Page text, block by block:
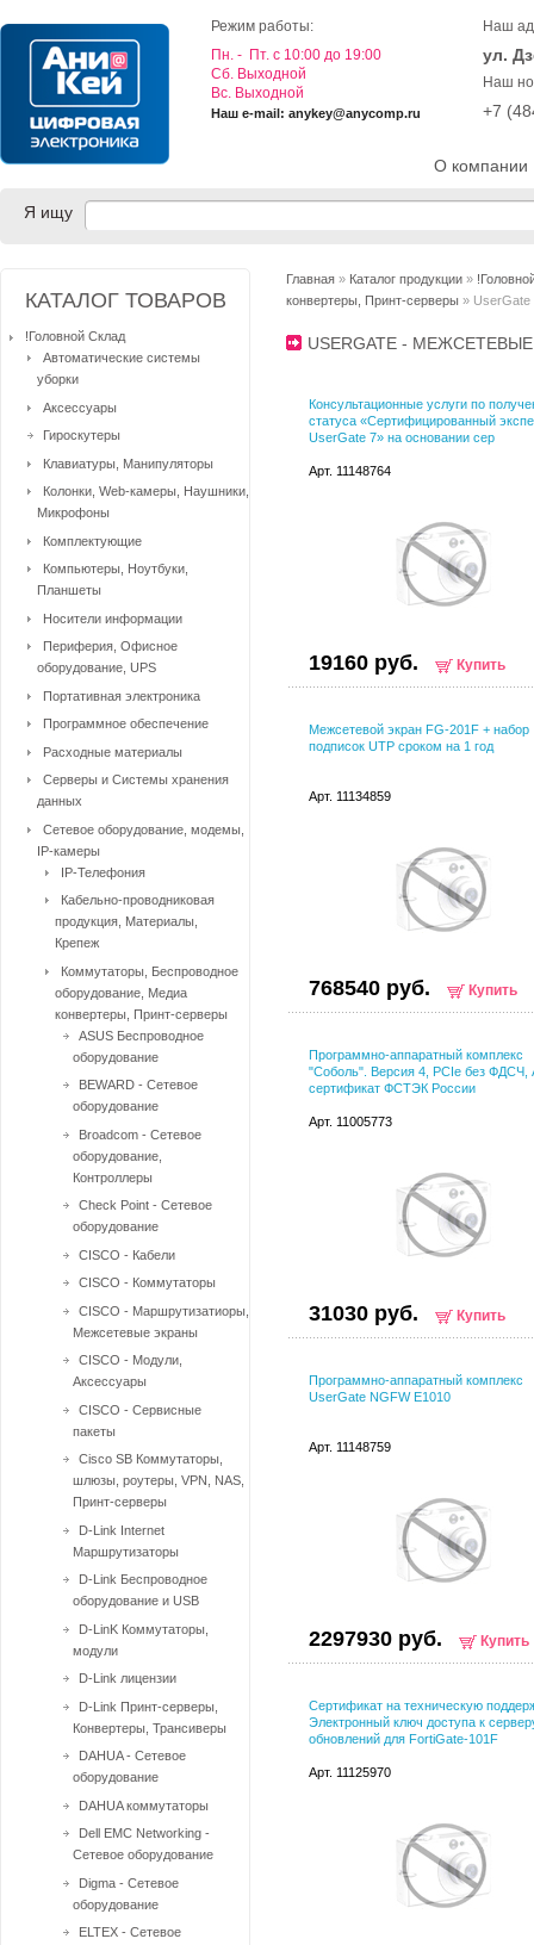
О компании
Режим работы:
Пн. - Пт. с 10:00 до 19:00
Cб. Выходной
Вс. Выходной
Наш e-mail: anykey@anycomp.ru
Наш
ул.
Наш
+7
Я ищу
Главная » Каталог продукции »
конвертеры, Принт-серверы »
USERGATE -
Консультационные услуги по
статуса «Сертифицированный
UserGate 7» на основании сер
Арт. 11148764
19160 руб. Купить
Межсетевой экран FG-201F + набор
подписок UTP сроком на 1 год
Арт. 11134859
768540 руб. Купить
Программно-аппаратный комплекс
"Соболь". Версия 4, PCIe без ФДСЧ,
сертификат ФСТЭК России
Арт. 11005773
31030 руб. Купить
Программно-аппаратный комплекс
UserGate NGFW Е1010
Арт. 11148759
2297930 руб. Купить
Сертификат на техническую
Электронный ключ доступа к
обновлений для FortiGate-101F
Арт. 11125970
КАТАЛОГ ТОВАРОВ
!Головной Склад
Автоматические системы
уборки
Аксессуары
Гироскутеры
Клавиатуры, Манипуляторы
Колонки, Web-камеры, Наушники,
Микрофоны
Комплектующие
Компьютеры, Ноутбуки,
Планшеты
Носители информации
Периферия, Офисное
оборудование, UPS
Портативная электроника
Программное обеспечение
Расходные материалы
Серверы и Системы хранения
данных
Сетевое оборудование, модемы,
IP-камеры
IP-Телефония
Кабельно-проводниковая
продукция, Материалы,
Крепеж
Коммутаторы, Беспроводное
оборудование, Медиа
конвертеры, Принт-серверы
ASUS Беспроводное
оборудование
BEWARD - Сетевое
оборудование
Broadcom - Сетевое
оборудование,
Контроллеры
Check Point - Сетевое
оборудование
CISCO - Кабели
CISCO - Коммутаторы
CISCO - Маршрутизатиоры,
Межсетевые экраны
CISCO - Модули,
Аксессуары
CISCO - Сервисные
пакеты
Cisco SB Коммутаторы,
шлюзы, роутеры, VPN, NAS,
Принт-серверы
D-Link Internet
Маршрутизаторы
D-Link Беспроводное
оборудование и USB
D-LinK Коммутаторы,
модули
D-Link лицензии
D-Link Принт-серверы,
Конвертеры, Трансиверы
DAHUA - Сетевое
оборудование
DAHUA коммутаторы
Dell EMC Networking -
Сетевое оборудование
Digma - Сетевое
оборудование
ELTEX - Сетевое